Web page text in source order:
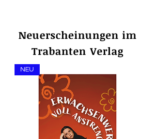
Neuerscheinungen im
Trabanten Verlag
NEU